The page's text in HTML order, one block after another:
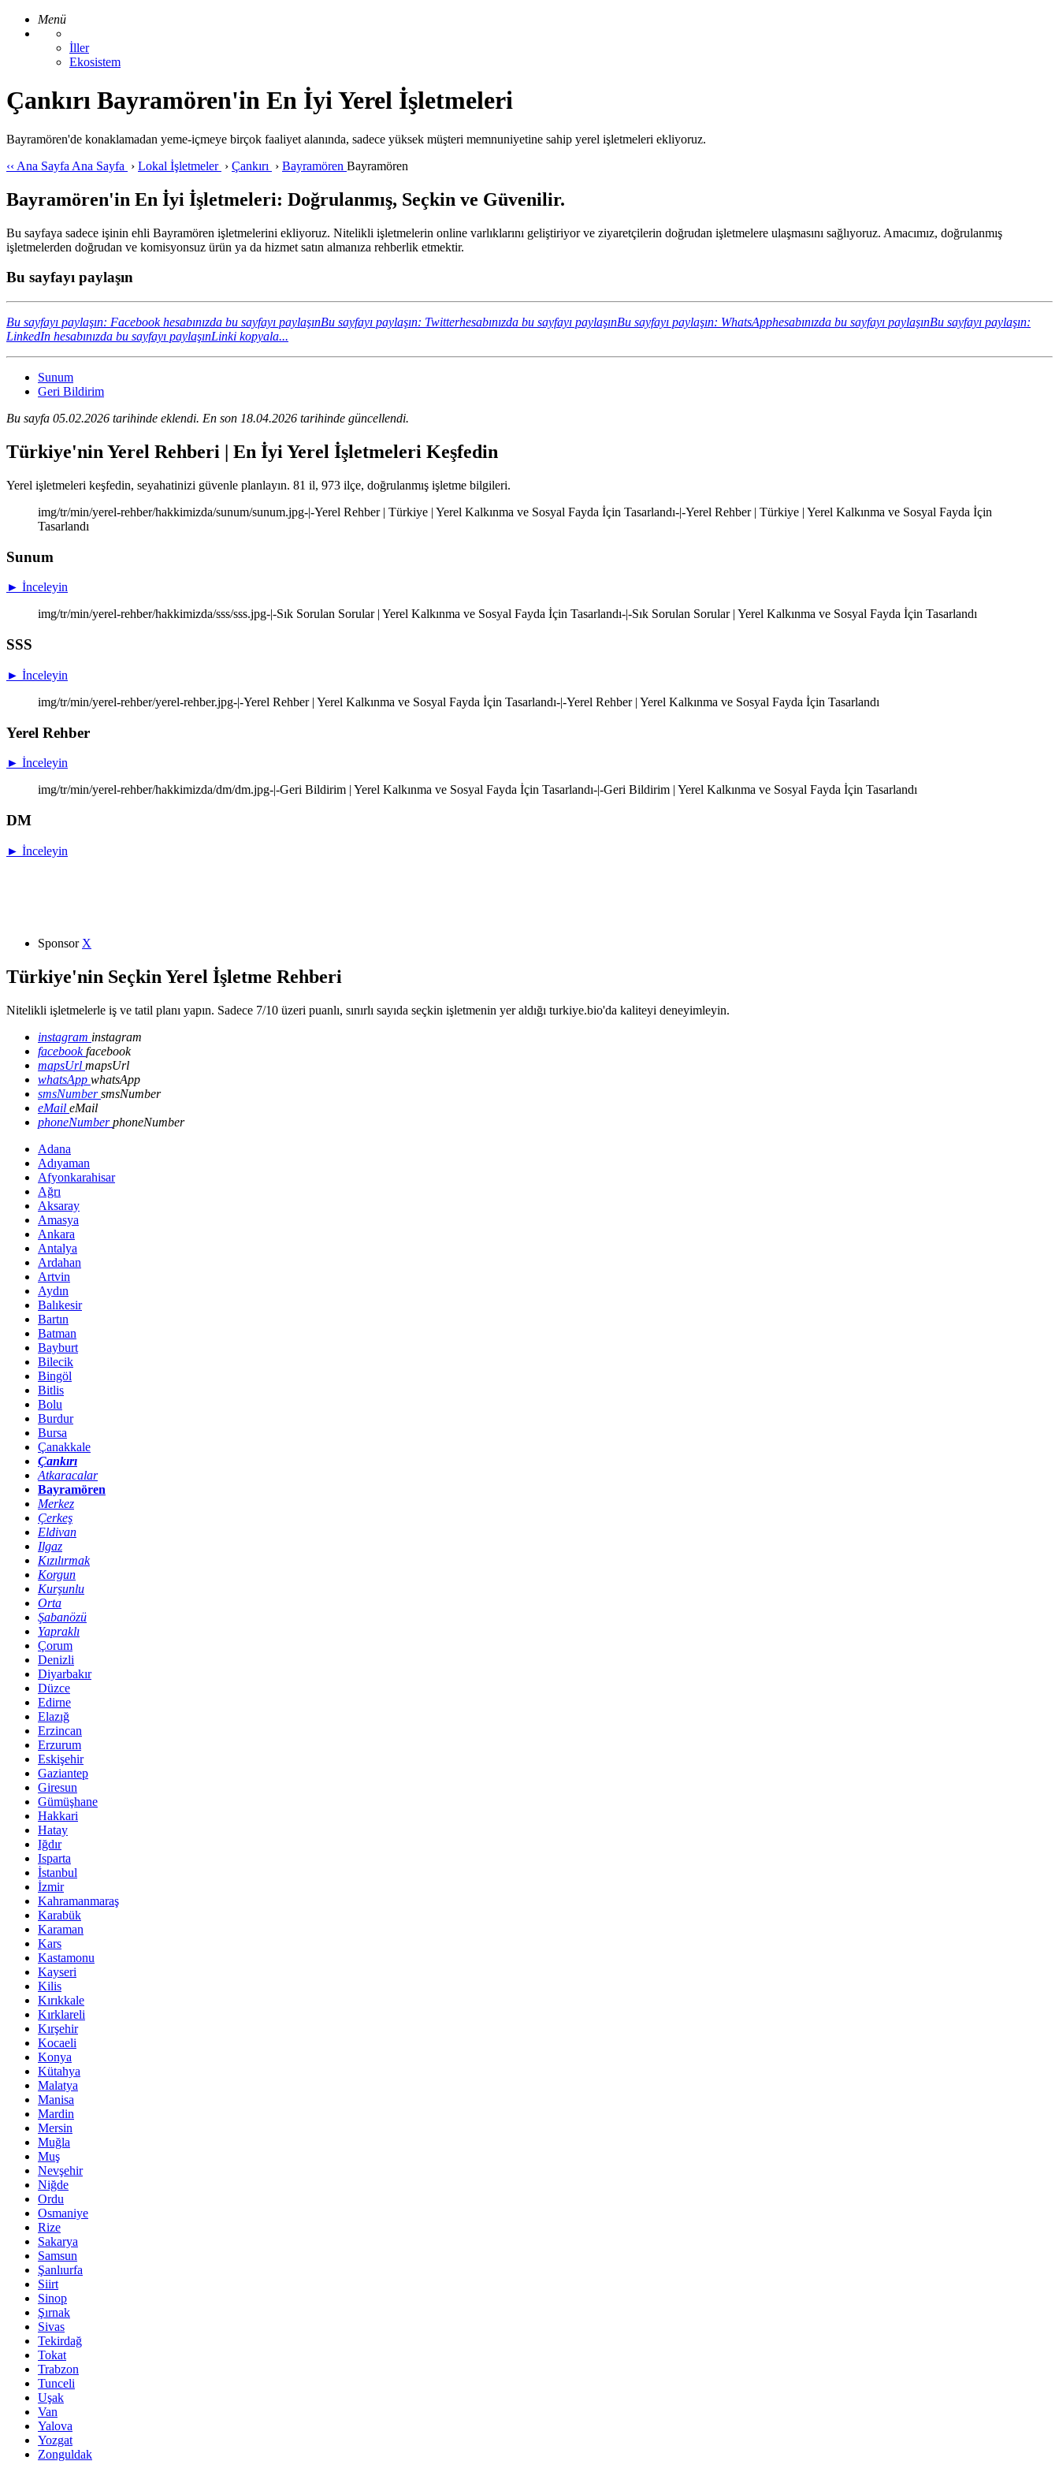
Menü
İller
Ekosistem
Çankırı Bayramören'in En İyi Yerel İşletmeleri
Bayramören'de konaklamadan yeme-içmeye birçok faaliyet alanında, sadece yüksek müşteri memnuniyetine sahip yerel işletmeleri ekliyoruz.
‹‹ Ana Sayfa Ana Sayfa › Lokal İşletmeler › Çankırı › Bayramören Bayramören
Bayramören'in En İyi İşletmeleri: Doğrulanmış, Seçkin ve Güvenilir.
Bu sayfaya sadece işinin ehli Bayramören işletmelerini ekliyoruz. Nitelikli işletmelerin online varlıklarını geliştiriyor ve ziyaretçilerin doğrudan işletmelere ulaşmasını sağlıyoruz. Amacımız, doğrulanmış
işletmelerden doğrudan ve komisyonsuz ürün ya da hizmet satın almanıza rehberlik etmektir.
Bu sayfayı paylaşın
Bu sayfayı paylaşın: Facebook hesabınızda bu sayfayı paylaşınBu sayfayı paylaşın: Twitterhesabınızda bu sayfayı paylaşınBu sayfayı paylaşın: WhatsApphesabınızda bu sayfayı paylaşınBu sayfayı paylaşın:
LinkedIn hesabınızda bu sayfayı paylaşınLinki kopyala...
Sunum
Geri Bildirim
Bu sayfa 05.02.2026 tarihinde eklendi. En son 18.04.2026 tarihinde güncellendi.
Türkiye'nin Yerel Rehberi | En İyi Yerel İşletmeleri Keşfedin
Yerel işletmeleri keşfedin, seyahatinizi güvenle planlayın. 81 il, 973 ilçe, doğrulanmış işletme bilgileri.
img/tr/min/yerel-rehber/hakkimizda/sunum/sunum.jpg-|-Yerel Rehber | Türkiye | Yerel Kalkınma ve Sosyal Fayda İçin Tasarlandı-|-Yerel Rehber | Türkiye | Yerel Kalkınma ve Sosyal Fayda İçin
Tasarlandı
Sunum
► İnceleyin
img/tr/min/yerel-rehber/hakkimizda/sss/sss.jpg-|-Sık Sorulan Sorular | Yerel Kalkınma ve Sosyal Fayda İçin Tasarlandı-|-Sık Sorulan Sorular | Yerel Kalkınma ve Sosyal Fayda İçin Tasarlandı
SSS
► İnceleyin
img/tr/min/yerel-rehber/yerel-rehber.jpg-|-Yerel Rehber | Yerel Kalkınma ve Sosyal Fayda İçin Tasarlandı-|-Yerel Rehber | Yerel Kalkınma ve Sosyal Fayda İçin Tasarlandı
Yerel Rehber
► İnceleyin
img/tr/min/yerel-rehber/hakkimizda/dm/dm.jpg-|-Geri Bildirim | Yerel Kalkınma ve Sosyal Fayda İçin Tasarlandı-|-Geri Bildirim | Yerel Kalkınma ve Sosyal Fayda İçin Tasarlandı
DM
► İnceleyin
Sponsor X
Türkiye'nin Seçkin Yerel İşletme Rehberi
Nitelikli işletmelerle iş ve tatil planı yapın. Sadece 7/10 üzeri puanlı, sınırlı sayıda seçkin işletmenin yer aldığı turkiye.bio'da kaliteyi deneyimleyin.
instagram instagram
facebookfacebook
mapsUrl mapsUrl
whatsApp whatsApp
smsNumbersmsNumber
eMail eMail
phoneNumberphoneNumber
Adana
Adıyaman
Afyonkarahisar
Ağrı
Aksaray
Amasya
Ankara
Antalya
Ardahan
Artvin
Aydın
Balıkesir
Bartın
Batman
Bayburt
Bilecik
Bingöl
Bitlis
Bolu
Burdur
Bursa
Çanakkale
Çankırı
Atkaracalar
Bayramören
Merkez
Çerkeş
Eldivan
Ilgaz
Kızılırmak
Korgun
Kurşunlu
Orta
Şabanözü
Yapraklı
Çorum
Denizli
Diyarbakır
Düzce
Edirne
Elazığ
Erzincan
Erzurum
Eskişehir
Gaziantep
Giresun
Gümüşhane
Hakkari
Hatay
Iğdır
Isparta
İstanbul
İzmir
Kahramanmaraş
Karabük
Karaman
Kars
Kastamonu
Kayseri
Kilis
Kırıkkale
Kırklareli
Kırşehir
Kocaeli
Konya
Kütahya
Malatya
Manisa
Mardin
Mersin
Muğla
Muş
Nevşehir
Niğde
Ordu
Osmaniye
Rize
Sakarya
Samsun
Şanlıurfa
Siirt
Sinop
Şırnak
Sivas
Tekirdağ
Tokat
Trabzon
Tunceli
Uşak
Van
Yalova
Yozgat
Zonguldak